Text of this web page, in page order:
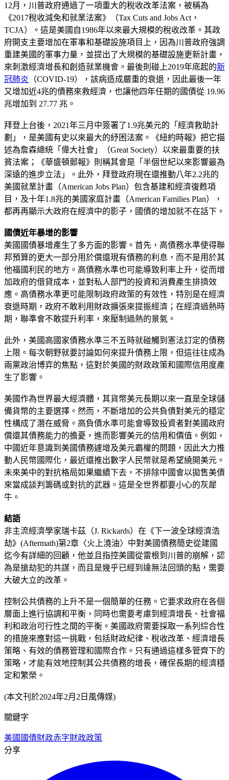
12月，川普政府通過了一項重大的稅收改革法案，被稱為
《2017稅收減免和就業法案》（Tax Cuts and Jobs Act，
TCJA）。這是美國自1986年以來最大規模的稅收改革。其政
府開支主要增加在軍事和基礎設施項目上，因為川普政府強調
重建美國的軍事力量，並提出了大規模的基礎設施更新計畫，
來刺激經濟增長和創造就業機會。最後則碰上2019年底起的新
冠肺炎 （COVID-19），該病造成嚴重的衰退，因此最後一年
又增加近4兆的債務來救經濟，也讓他四年任期的國債從 19.96
兆增加到 27.77 兆。
拜登上台後，2021年三月中簽署了1.9兆美元的「經濟救助計
劃」，是美國有史以來最大的紓困法案。《紐約時報》把它描
述為詹森總統「偉大社會」（Great Society）以來最重要的扶
貧法案；《華盛頓郵報》則稱其會是「半個世紀以來影響最為
深遠的進步立法」。此外，拜登政府現在還推動八年2.2兆的
美國就業計畫（American Jobs Plan）包含基建和經濟復甦項
目，及十年1.8兆的美國家庭計畫（American Families Plan），
都再再顯示大政府在經濟中的影子，國債的增加就不在話下。
國債近年暴增的影響
美國國債暴增產生了多方面的影響。首先，高債務水準使得聯
邦預算的更大一部分用於償還現有債務的利息，而不是用於其
他福國利民的地方。高債務水準也可能導致利率上升，從而增
加政府的借貸成本，並對私人部門的投資和消費產生排擠效
應。高債務水準更可能限制政府政策的有效性，特別是在經濟
衰退時期，政府不敢利用財政擴張來提振經濟；在經濟過熱時
期，聯準會不敢提升利率，來壓制過熱的景氣。
此外，美國高國家債務水準三不五時就碰觸到憲法訂定的債務
上限。每次朝野就要討論如何來提升債務上限，但這往往成為
兩黨政治博弈的焦點，這對於美國的財政政策和國際信用度產
生了影響。
美國作為世界最大經濟體，其貨幣美元長期以來一直是全球儲
備貨幣的主要選擇。然而，不斷增加的公共負債對美元的穩定
性構成了潛在威脅。高負債水準可能會導致投資者對美國政府
償還其債務能力的擔憂，進而影響美元的信用和價值。例如，
中國近年意識到美國債務遽增及美元霸權的問題，因此大力推
動人民幣國際化，最近還推出數字人民幣就是希望繞開美元。
未來美中的對抗格局如果繼續下去，不排除中國會以拋售美債
來當成談判籌碼或對抗的武器。這是全世界都要小心的灰犀
牛。
結語
非主流經濟學家瑞卡茲（J. Rickards）在《下一波全球經濟浩
劫》(Aftermath)第2章〈火上澆油〉中對美國債務簡史從建國
迄今有詳細的回顧，他並且指控美國從雷根到川普的崩解，認
為是搶劫犯的共謀，而且是幾乎已經到達無法回頭的點，需要
大破大立的改革。
控制公共債務的上升不是一個簡單的任務。它要求政府在各個
層面上進行協調和平衡，同時也需要考慮到經濟增長、社會福
利和政治可行性之間的平衡。美國政府需要採取一系列綜合性
的措施來應對這一挑戰，包括財政紀律、稅收改革、經濟增長
策略、有效的債務管理和國際合作。只有通過這樣多管齊下的
策略，才能有效地控制其公共債務的增長，確保長期的經濟穩
定和繁榮。
(本文刊於2024年2月2日風傳媒)
關鍵字
美國國債財政赤字財政政策
分享